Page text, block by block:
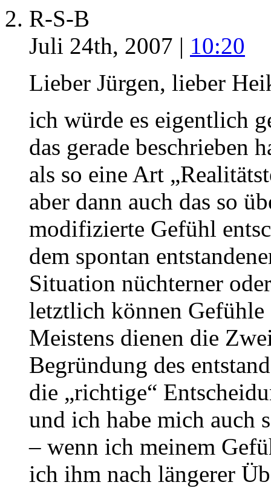
R-S-B
Juli 24th, 2007 | 10:20
Lieber Jürgen, lieber
ich würde es eigentlich
das gerade beschrieben
als so eine Art
aber dann auch das so
modifizierte Gefühl
dem spontan
Situation nüchterner
letztlich können Gefühle
Meistens dienen die
Begründung des
die „richtige“
und ich habe mich auch
– wenn ich meinem
ich ihm nach längerer